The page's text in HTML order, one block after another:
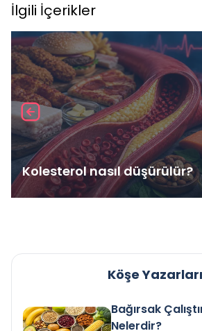
İlgili İçerikler
Kolesterol nasıl düşürülür?
Köşe Yazarları
Bağırsak
Nelerdir?